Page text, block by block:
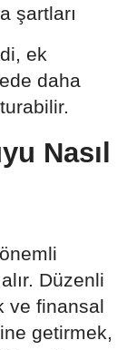
şartları
ek
daha
Nasıl
Düzenli
ve finansal
getirmek,